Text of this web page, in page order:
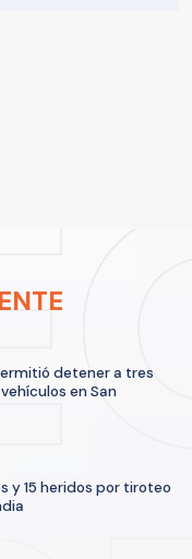
detener a tres
en San
y 15 heridos por tiroteo